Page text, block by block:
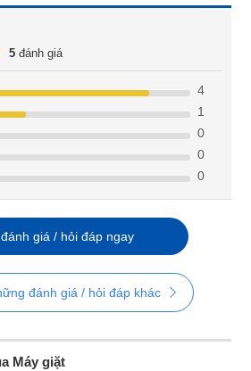
5 đánh giá
0
0
0
1
4
giá / hỏi đáp ngay
đánh giá / hỏi đáp khác
Máy giặt